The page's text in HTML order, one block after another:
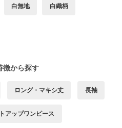
白無地 白織柄
徴から探す
ロング・マキシ丈 長袖
アップワンピース